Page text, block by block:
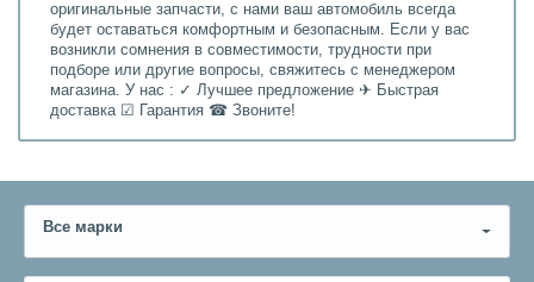
оригинальные запчасти, с нами ваш автомобиль всегда
будет оставаться комфортным и безопасным. Если у вас
возникли сомнения в совместимости, трудности при
подборе или другие вопросы, свяжитесь с менеджером
магазина. У нас : ✓ Лучшее предложение ✈ Быстрая
доставка ☑ Гарантия ☎ Звоните!
Все марки